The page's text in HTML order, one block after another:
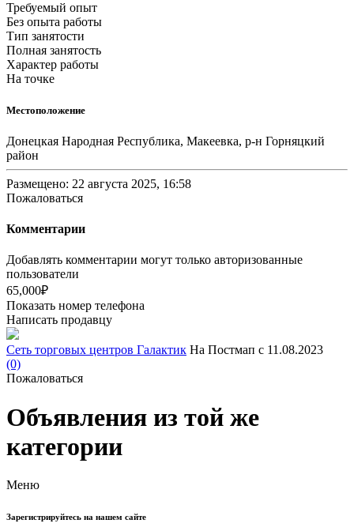
Требуемый опыт
Без опыта работы
Тип занятости
Полная занятость
Характер работы
На точке
Местоположение
Донецкая Народная Республика, Макеевка, р-н Горняцкий
район
Размещено: 22 августа 2025, 16:58
Пожаловаться
Комментарии
Добавлять комментарии могут только авторизованные
пользователи
65,000₽
Показать номер телефона
Написать продавцу
Сеть торговых центров Галактик На Постмап с 11.08.2023
(0)
Пожаловаться
Объявления из той же
категории
Меню
Зарегистрируйтесь на нашем сайте